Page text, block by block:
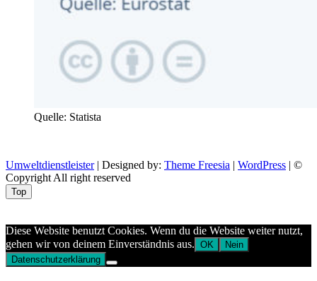
Quelle: Statista
Umweltdienstleister| Designed by: Theme Freesia | WordPress | ©
Copyright All right reserved
Top
Diese Website benutzt Cookies. Wenn du die Website weiter nutzt,
gehen wir von deinem Einverständnis aus. OK
Nein
Datenschutzerklärung